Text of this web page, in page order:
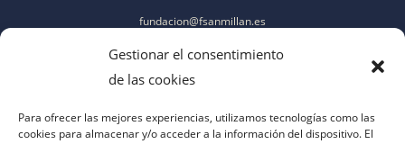
Gestionar el consentimiento
de las cookies
Para ofrecer las mejores experiencias, utilizamos tecnologías como las
cookies para almacenar y/o acceder a la información del dispositivo. El
fundacion@fsanmillan.es